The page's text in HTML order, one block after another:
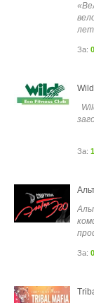
За: 0
Wild
За: 1
За: 0